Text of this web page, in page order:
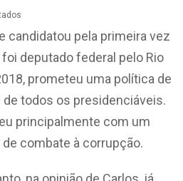
candidatou pela primeira vez
deputado federal pelo Rio
prometeu uma política de
todos os presidenciáveis.
principalmente com um
combate à corrupção.